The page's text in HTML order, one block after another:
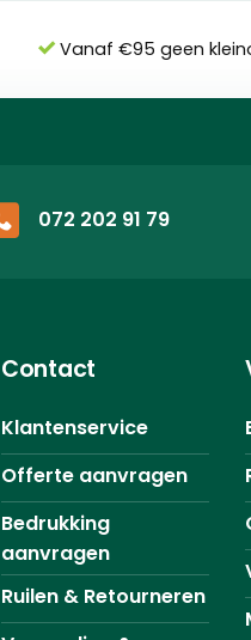
Vanaf €95 geen
072 202 91 79
Contact
Klantenservice
Offerte aanvragen
Bedrukking
aanvragen
Ruilen & Retourneren